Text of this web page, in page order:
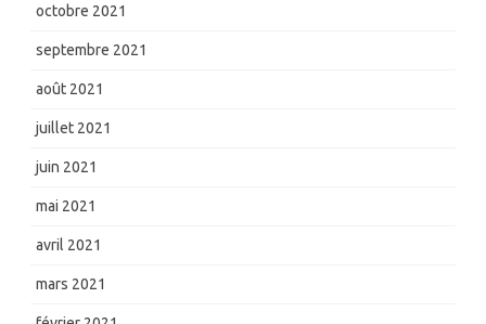
octobre 2021
septembre 2021
août 2021
juillet 2021
juin 2021
mai 2021
avril 2021
mars 2021